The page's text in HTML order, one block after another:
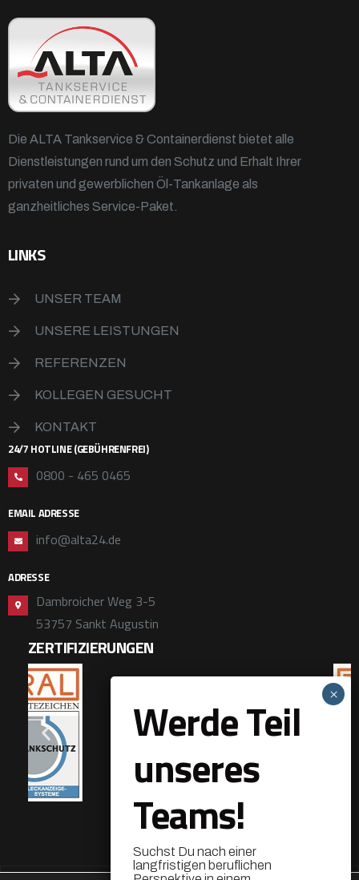
Die ALTA Tankservice & Containerdienst bietet alle
Dienstleistungen rund um den Schutz und Erhalt Ihrer
privaten und gewerblichen Öl-Tankanlage als
ganzheitliches Service-Paket.
LINKS
UNSER TEAM
UNSERE LEISTUNGEN
REFERENZEN
KOLLEGEN GESUCHT
KONTAKT
24/7 HOTLINE (GEBÜHRENFREI)
0800 - 465 0465
EMAIL ADRESSE
info@alta24.de
ADRESSE
Dambroicher Weg 3-5
53757 Sankt Augustin
ZERTIFIZIERUNGEN
Werde Teil
unseres
Teams!
Suchst Du nach einer
langfristigen beruflichen